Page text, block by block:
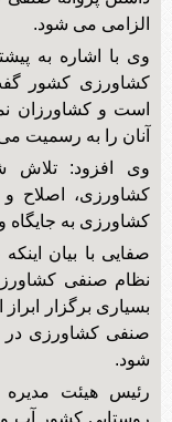
الزامی می شود.
وی با اشاره به
کشاورزی کشور
است و کشاورزان
آنان را به رسمیت
وی افزود: تلاش
کشاورزی، ‌اصلاح
کشاورزی به جایگاه
صفایی با بیان
نظام صنفی
بسیاری برگزار
صنفی کشاورزی در
شود.
رئیس هیئت
روستایی کشور آب